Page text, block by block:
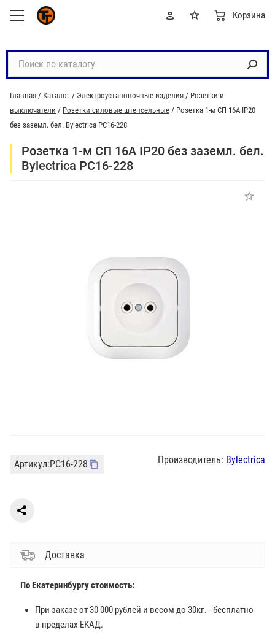
Корзина
с
к
п
о
а
Главная / Каталог / Электроустановочные изделия / Розетки и
выключатели / Розетки силовые штепсельные / Розетка 1-м СП 16А IP20
без заземл. бел. Bylectrica РС16-228
Розетка 1-м СП 16А IP20 без заземл. бел.
Bylectrica РС16-228
Артикул:РС16-228 Производитель: Bylectrica
Доставка
По Екатеринбургу стоимость:
При заказе от 30 000 рублей и весом до 30кг. - бесплатно
в пределах ЕКАД.